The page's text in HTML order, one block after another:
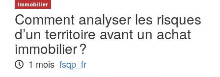
Immobilier
Comment analyser les risques
d’un territoire avant un achat
immobilier ?
1 mois fsqp_fr